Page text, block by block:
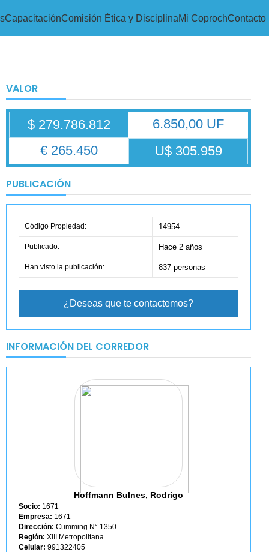
CapacitaciónComisión Ética y DisciplinaMi CoprochContacto
VALOR
$ 279.786.812
6.850,00 UF
€ 265.450
U$ 305.959
PUBLICACIÓN
Código Propiedad: 14954
Publicado: Hace 2 años
Han visto la publicación: 837 personas
¿Deseas que te contactemos?
INFORMACIÓN DEL CORREDOR
Hoffmann Bulnes, Rodrigo
Socio: 1671
Empresa: 1671
Dirección: Cumming N° 1350
Región: XIII Metropolitana
Celular: 991322405